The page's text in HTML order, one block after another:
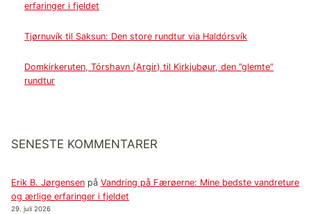
erfaringer i fjeldet
Tjørnuvík til Saksun: Den store rundtur via Haldórsvík
Domkirkeruten, Tórshavn (Argir) til Kirkjubøur, den ”glemte”
rundtur
SENESTE KOMMENTARER
Erik B. Jørgensen på Vandring på Færøerne: Mine bedste vandreture
og ærlige erfaringer i fjeldet
29. juli 2026